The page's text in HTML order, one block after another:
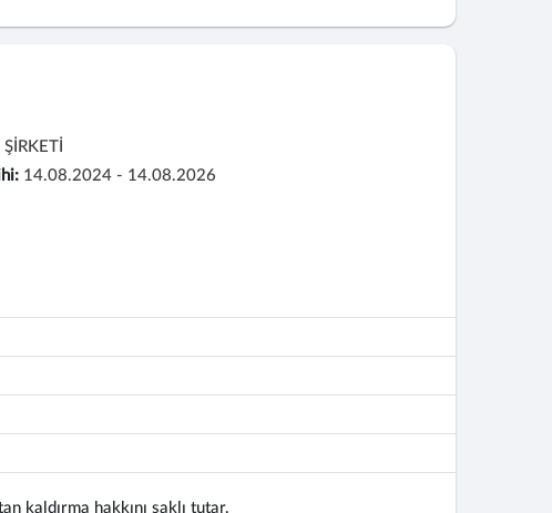
14.08.2024 - 14.08.2026
kaldırma hakkını saklı tutar.